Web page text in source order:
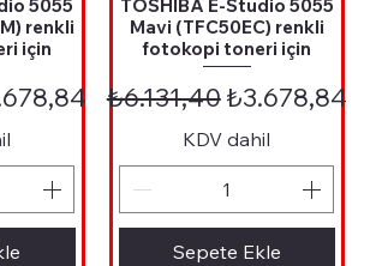
5055
renkli
için
Fiyat
TOSHIBA E-Studio 5055
Mavi (TFC50EC) renkli
fotokopi toneri için
Normal Fiyat
₺6.131,40İndirimli
₺3.678,84
KDV dahil
Sepete Ekle